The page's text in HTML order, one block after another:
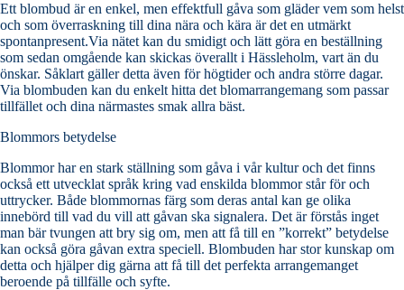
Ett blombud är en enkel, men effektfull gåva som gläder vem som helst
och som överraskning till dina nära och kära är det en utmärkt
spontanpresent.Via nätet kan du smidigt och lätt göra en beställning
som sedan omgående kan skickas överallt i Hässleholm, vart än du
önskar. Såklart gäller detta även för högtider och andra större dagar.
Via blombuden kan du enkelt hitta det blomarrangemang som passar
tillfället och dina närmastes smak allra bäst.
Blommors betydelse
Blommor har en stark ställning som gåva i vår kultur och det finns
också ett utvecklat språk kring vad enskilda blommor står för och
uttrycker. Både blommornas färg som deras antal kan ge olika
innebörd till vad du vill att gåvan ska signalera. Det är förstås inget
man bär tvungen att bry sig om, men att få till en ”korrekt” betydelse
kan också göra gåvan extra speciell. Blombuden har stor kunskap om
detta och hjälper dig gärna att få till det perfekta arrangemanget
beroende på tillfälle och syfte.